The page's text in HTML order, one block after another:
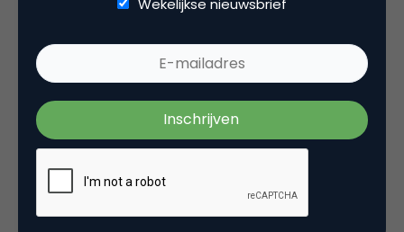
Google+ circle management: creatieve ideeën
voor Google+ kringen
Werk slimmer, bespaar tijd en zorg voor eenvoud
en duidelijkheidDe kringen van Google+ zijn handig,
maar kennen ook gebreken. In…
Wekelijkse nieuwsbrief